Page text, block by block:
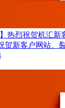
】热烈祝贺机汇新
贺新客户网站、